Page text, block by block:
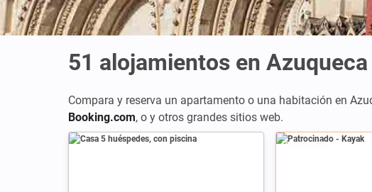
51 alojamientos en
Compara y reserva un apartamento o una habitación en
Booking.com, o y otros grandes sitios web.
Patrocinado